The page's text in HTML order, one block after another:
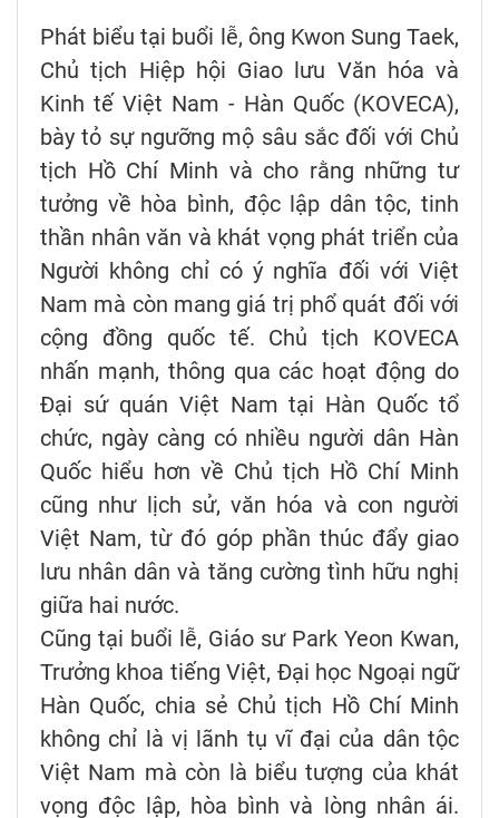
Phát biểu tại buổi lễ, ông Kwon Sung Taek,
Chủ tịch Hiệp hội Giao lưu Văn hóa và
Kinh tế Việt Nam - Hàn Quốc (KOVECA),
bày tỏ sự ngưỡng mộ sâu sắc đối với Chủ
tịch Hồ Chí Minh và cho rằng những tư
tưởng về hòa bình, độc lập dân tộc, tinh
thần nhân văn và khát vọng phát triển của
Người không chỉ có ý nghĩa đối với Việt
Nam mà còn mang giá trị phổ quát đối với
cộng đồng quốc tế. Chủ tịch KOVECA
nhấn mạnh, thông qua các hoạt động do
Đại sứ quán Việt Nam tại Hàn Quốc tổ
chức, ngày càng có nhiều người dân Hàn
Quốc hiểu hơn về Chủ tịch Hồ Chí Minh
cũng như lịch sử, văn hóa và con người
Việt Nam, từ đó góp phần thúc đẩy giao
lưu nhân dân và tăng cường tình hữu nghị
giữa hai nước.
Cũng tại buổi lễ, Giáo sư Park Yeon Kwan,
Trưởng khoa tiếng Việt, Đại học Ngoại ngữ
Hàn Quốc, chia sẻ Chủ tịch Hồ Chí Minh
không chỉ là vị lãnh tụ vĩ đại của dân tộc
Việt Nam mà còn là biểu tượng của khát
vọng độc lập, hòa bình và lòng nhân ái.